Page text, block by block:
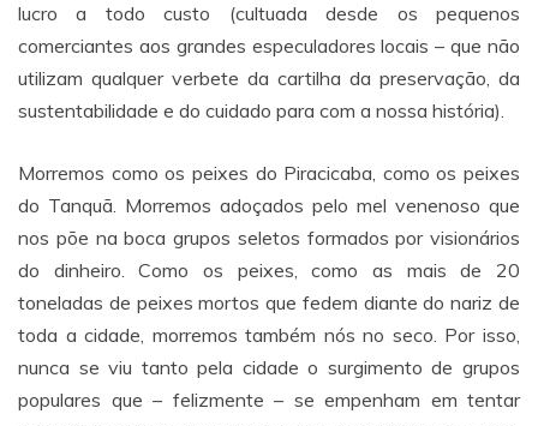
lucro a todo custo (cultuada desde os pequenos
comerciantes aos grandes especuladores locais – que não
utilizam qualquer verbete da cartilha da preservação, da
sustentabilidade e do cuidado para com a nossa história).
Morremos como os peixes do Piracicaba, como os peixes
do Tanquã. Morremos adoçados pelo mel venenoso que
nos põe na boca grupos seletos formados por visionários
do dinheiro. Como os peixes, como as mais de 20
toneladas de peixes mortos que fedem diante do nariz de
toda a cidade, morremos também nós no seco. Por isso,
nunca se viu tanto pela cidade o surgimento de grupos
populares que – felizmente – se empenham em tentar